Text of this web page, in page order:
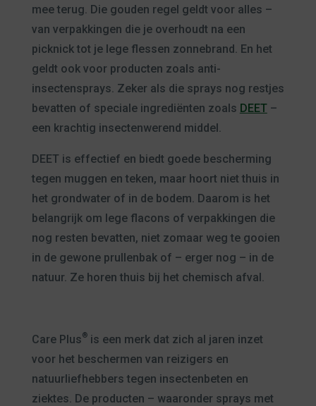
mee terug. Die gouden regel geldt voor alles –
van verpakkingen die je overhoudt na een
picknick tot je lege flessen zonnebrand. En het
geldt ook voor producten zoals anti-
insectensprays. Zeker als die sprays nog restjes
bevatten of speciale ingrediënten zoals DEET–
een krachtig insectenwerend middel.
DEET is effectief en biedt goede bescherming
tegen muggen en teken, maar hoort niet thuis in
het grondwater of in de bodem. Daarom is het
belangrijk om lege flacons of verpakkingen die
nog resten bevatten, niet zomaar weg te gooien
in de gewone prullenbak of – erger nog – in de
natuur. Ze horen thuis bij het chemisch afval.
Care Plus®is een merk dat zich al jaren inzet
voor het beschermen van reizigers en
natuurliefhebbers tegen insectenbeten en
ziektes. De producten – waaronder sprays met